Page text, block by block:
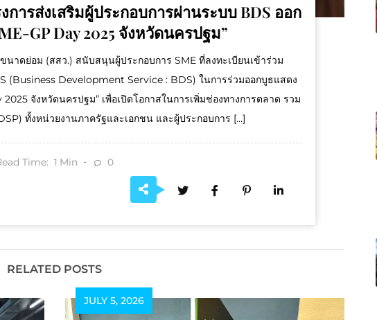
ารส่งเสริมผู้ประกอบการผ่านระบบ BDS ออก
GP Day 2025 จังหวัดนครปฐม”
าดย่อม (สสว.) สนับสนุนผู้ประกอบการ SME ที่ลงทะเบียนเข้าร่วม
(Business Development Service : BDS) ในการร่วมออกบูธแสดง
จังหวัดนครปฐม” เพื่อเปิดโอกาสในการเพิ่มช่องทางการตลาด รวม
ทั้งหน่วยงานภาครัฐและเอกชน และผู้ประกอบการ […]
Time: 1 Min 0
RELATED POSTS
JULY 5, 2026